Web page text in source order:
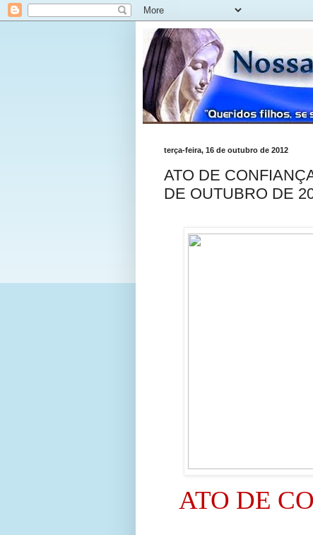
terça-feira, 16 de outubro de 2012
ATO DE
DE OUTUBRO DE
ATO DE